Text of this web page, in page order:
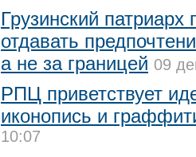
Грузинский патриарх
отдавать
а не за границей 09
РПЦ приветствует
иконопись и
10:07